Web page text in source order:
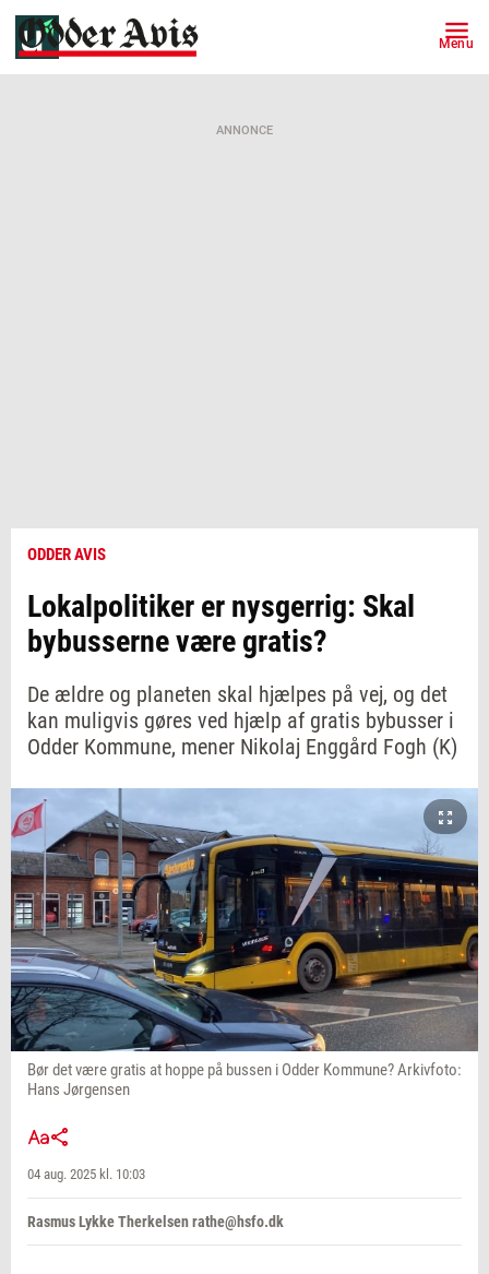
Menu
ANNONCE
ODDER AVIS
Lokalpolitiker er nysgerrig: Skal
bybusserne være gratis?
De ældre og planeten skal hjælpes på vej, og det
kan muligvis gøres ved hjælp af gratis bybusser i
Odder Kommune, mener Nikolaj Enggård Fogh (K)
Bør det være gratis at hoppe på bussen i Odder Kommune? Arkivfoto:
Hans Jørgensen
04 aug. 2025 kl. 10:03
Rasmus Lykke Therkelsen rathe@hsfo.dk